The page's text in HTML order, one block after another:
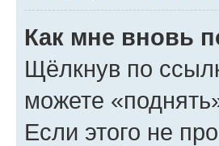
Как мне вновь
Щёлкнув по
можете
Если этого не